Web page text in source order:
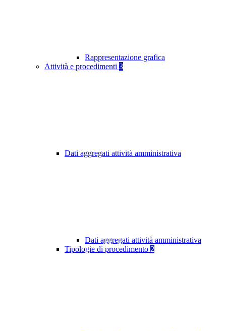
Rappresentazione grafica
Attività e procedimenti 3
Dati aggregati attività amministrativa
Dati aggregati attività amministrativa
Tipologie di procedimento 2